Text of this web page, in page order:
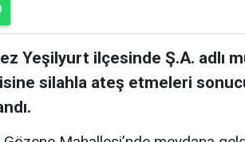
Yeşilyurt ilçesinde Ş.A. adlı
silahla ateş etmeleri sonucu